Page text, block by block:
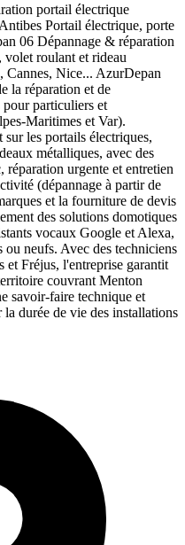
portail électrique
Portail électrique, porte
06 Dépannage & réparation
volet roulant et rideau
Cannes, Nice... AzurDepan
la réparation et de
pour particuliers et
Maritimes et Var).
les portails électriques,
métalliques, avec des
urgente et entretien
(dépannage à partir de
et la fourniture de devis
des solutions domotiques
vocaux Google et Alexa,
ou neufs. Avec des techniciens
et Fréjus, l'entreprise garantit
couvrant Menton
savoir-faire technique et
durée de vie des installations